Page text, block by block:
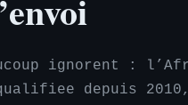
ignorent :
depuis